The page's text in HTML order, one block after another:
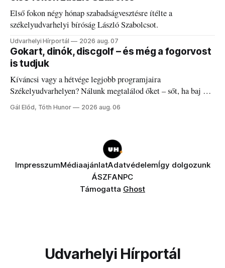
Első fokon négy hónap szabadságvesztésre ítélte a
székelyudvarhelyi bíróság László Szabolcsot.
Udvarhelyi Hírportál 2026 aug. 07
Gokart, dinók, discgolf – és még a fogorvost
is tudjuk
Kíváncsi vagy a hétvége legjobb programjaira
Székelyudvarhelyen? Nálunk megtalálod őket – sőt, ha baj van
a fogaddal, a fogorvosi ügyeletet is!
Gál Előd, Tóth Hunor 2026 aug. 06
ImpresszumMédiaajánlatAdatvédelemÍgy dolgozunk
ÁSZFANPC
Támogatta Ghost
Udvarhelyi Hírportál